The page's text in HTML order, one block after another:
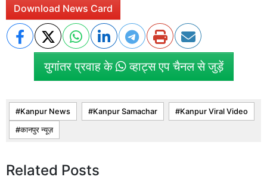
Download News Card
युगांतर प्रवाह के व्हाट्स एप चैनल से जुड़ें
Kanpur News Kanpur Samachar Kanpur Viral Video
कानपुर न्यूज़
Related Posts